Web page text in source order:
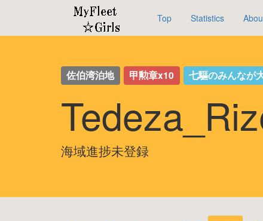
Top Statistics
佐伯湾泊地 甲勲章x10 七驅のみんなが
海域進捗未登録